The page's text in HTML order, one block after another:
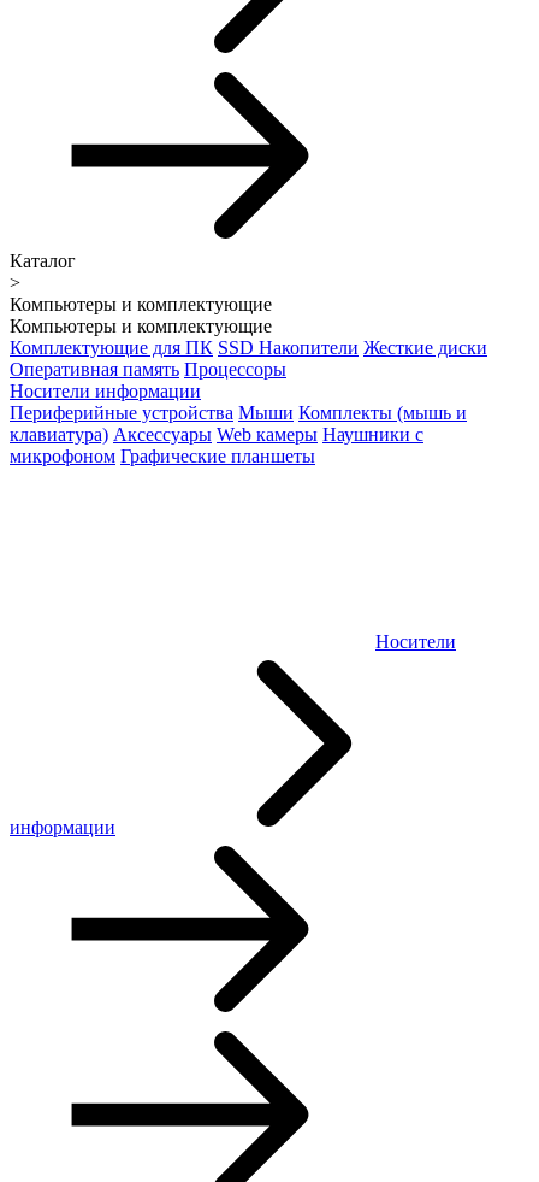
Каталог
>
Компьютеры и комплектующие
Компьютеры и комплектующие
Комплектующие для ПК SSD Накопители Жесткие диски
Оперативная память Процессоры
Носители информации
Периферийные устройства Мыши Комплекты (мышь и
клавиатура) Аксессуары Web камеры Наушники с
микрофоном Графические планшеты
Носители
информации